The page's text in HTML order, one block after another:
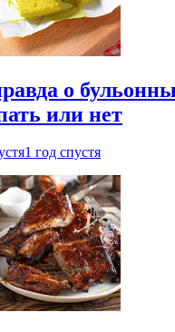
о
или нет
1 год спустя